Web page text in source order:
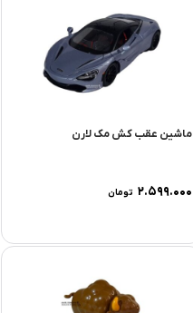
ماشین عقب کش مک لارن
۲.۵۹۹.۰۰۰ تومان